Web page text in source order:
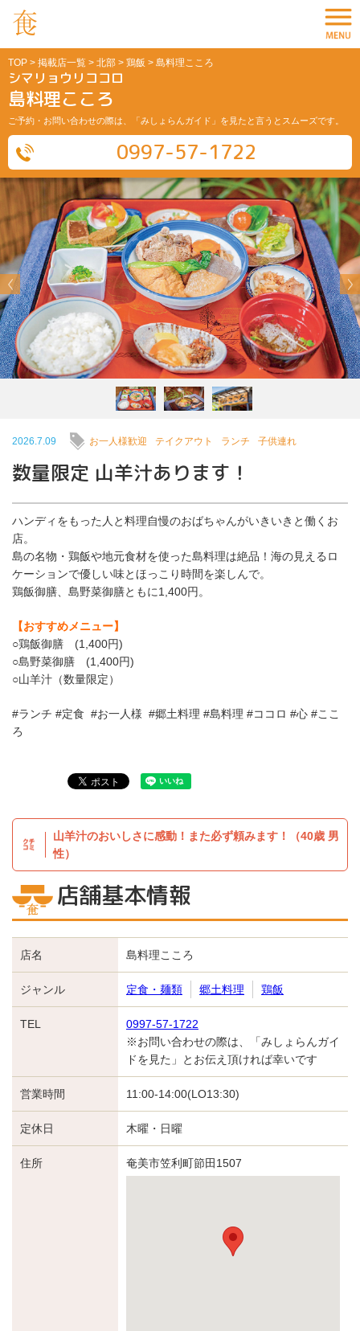
TOP > 掲載店一覧 > 北部 > 鶏飯 > 島料理こころ
シマリョウリココロ
島料理こころ
ご予約・お問い合わせの際は、「みしょらんガイド」を見たと言うとスムーズです。
0997-57-1722
Previous
2026.7.09 お一人様歓迎 テイクアウト ランチ 子供連れ
数量限定 山羊汁あります！
ハンディをもった人と料理自慢のおばちゃんがいきいきと働くお
店。
島の名物・鶏飯や地元食材を使った島料理は絶品！海の見えるロ
ケーションで優しい味とほっこり時間を楽しんで。
鶏飯御膳、島野菜御膳ともに1,400円。
【おすすめメニュー】
○鶏飯御膳 (1,400円)
○島野菜御膳 (1,400円)
○山羊汁（数量限定）
#ランチ #定食 #お一人様 #郷土料理 #島料理 #ココロ #心 #ここ
ろ
山羊汁のおいしさに感動！また必ず頼みます！（40歳 男
性）
店舗基本情報
店名 島料理こころ
ジャンル 定食・麺類 郷土料理 鶏飯
TEL
0997-57-1722
※お問い合わせの際は、「みしょらんガイ
ドを見た」とお伝え頂ければ幸いです
営業時間 11:00-14:00(LO13:30)
定休日 木曜・日曜
住所 奄美市笠利町節田1507